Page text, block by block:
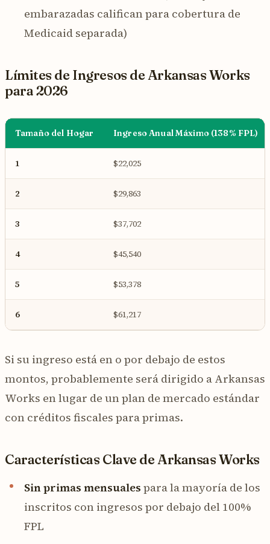
embarazadas califican para cobertura de
Medicaid separada)
Límites de Ingresos de Arkansas Works
para 2026
Tamaño del Hogar Ingreso Anual Máximo (138% FPL)
1 $22,025
2 $29,863
3 $37,702
4 $45,540
5 $53,378
6 $61,217
Si su ingreso está en o por debajo de estos
montos, probablemente será dirigido a Arkansas
Works en lugar de un plan de mercado estándar
con créditos fiscales para primas.
Características Clave de Arkansas Works
Sin primas mensuales para la mayoría de los
inscritos con ingresos por debajo del 100%
FPL